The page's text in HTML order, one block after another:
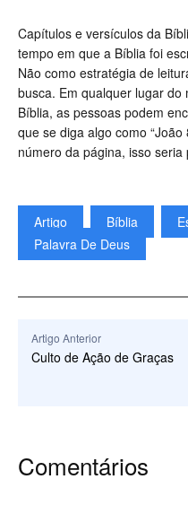
Capítulos e versículos da
tempo em que a Bíblia foi
Não como estratégia de
busca. Em qualquer lugar
Bíblia, as pessoas podem
que se diga algo como
número da página, isso
Artigo Bíblia
Palavra De Deus
Artigo Anterior
Culto de Ação de Graças
Comentários